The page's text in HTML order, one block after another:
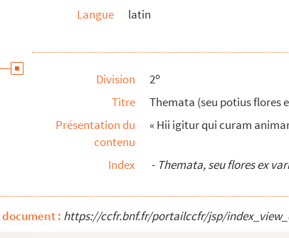
aurea)
Distinctiones, secundum ordinem alphabeti
del Re di Francia Henrico IV : Rime in lode...
(in triginta distinctus capitula)
usum ordinis Cisterciensis)
le 5 mars 1567 jusques à la fin de 1570, recue...
sacræ, et Sermones tres)
Langue
latin
Division 2o
Titre
Themata (seu potius flores
Présentation du
contenu
« Hii igitur qui curam
Index - Themata, seu flores ex
document : https://ccfr.bnf.fr/portailccfr/jsp/